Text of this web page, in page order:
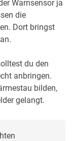
Warnsensor ja
die
Dort bringst
du den
anbringen.
bilden,
gelangt.